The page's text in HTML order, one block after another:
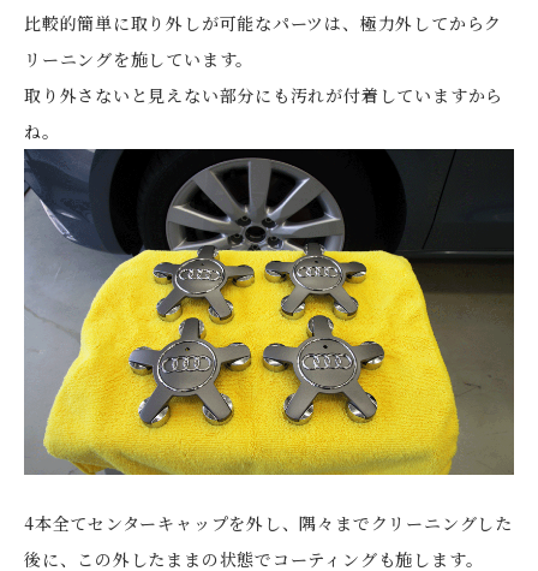
比較的簡単に取り外しが可能なパーツは、極力外してからク
リーニングを施しています。
取り外さないと見えない部分にも汚れが付着していますから
ね。
4本全てセンターキャップを外し、隅々までクリーニングした
後に、この外したままの状態でコーティングも施します。